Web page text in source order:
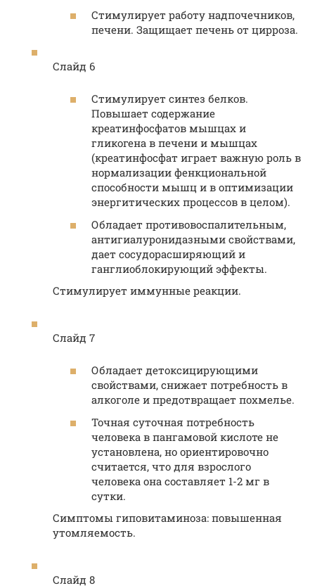
Стимулирует работу надпочечников,
печени. Защищает печень от цирроза.
Слайд 6
Стимулирует синтез белков.
Повышает содержание
креатинфосфатов мышцах и
гликогена в печени и мышцах
(креатинфосфат играет важную роль в
нормализации фенкциональной
способности мышц и в оптимизации
энергитических процессов в целом).
Обладает противовоспалительным,
антигиалуронидазными свойствами,
дает сосудорасширяющий и
ганглиоблокирующий эффекты.
Стимулирует иммунные реакции.
Слайд 7
Обладает детоксицирующими
свойствами, снижает потребность в
алкоголе и предотвращает похмелье.
Точная суточная потребность
человека в пангамовой кислоте не
установлена, но ориентировочно
считается, что для взрослого
человека она составляет 1-2 мг в
сутки.
Симптомы гиповитаминоза: повышенная
утомляемость.
Слайд 8